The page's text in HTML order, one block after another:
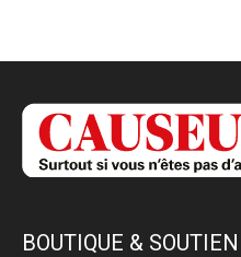
BOUTIQUE & SOUTIEN